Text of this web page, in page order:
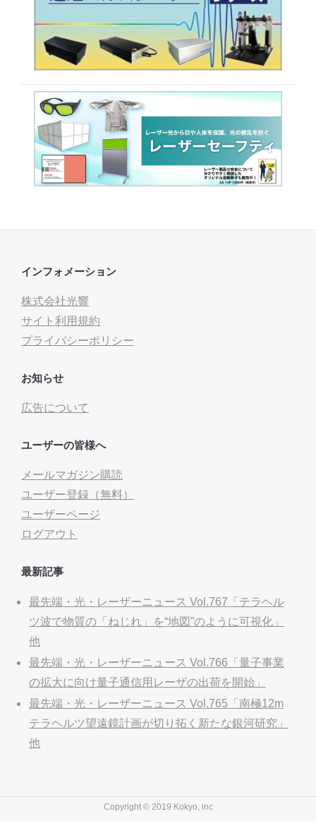
インフォメーション
株式会社光響
サイト利用規約
プライバシーポリシー
お知らせ
広告について
ユーザーの皆様へ
メールマガジン購読
ユーザー登録（無料）
ユーザーページ
ログアウト
最新記事
最先端・光・レーザーニュース Vol.767「テラヘル
ツ波で物質の「ねじれ」を“地図”のように可視化」
他
最先端・光・レーザーニュース Vol.766「量子事業
の拡大に向け量子通信用レーザの出荷を開始」
最先端・光・レーザーニュース Vol.765「南極12m
テラヘルツ望遠鏡計画が切り拓く新たな銀河研究」
他
Copyright © 2019 Kokyo, inc